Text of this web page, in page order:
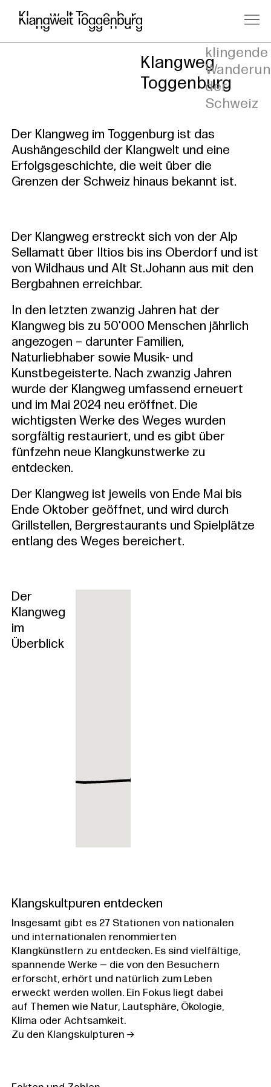
Klangweg
Toggenburg
klingende
der
Schweiz
Der Klangweg im Toggenburg ist das
Aushängeschild der Klangwelt und eine
Erfolgsgeschichte, die weit über die
Grenzen der Schweiz hinaus bekannt ist.
Der Klangweg erstreckt sich von der Alp
Sellamatt über Iltios bis ins Oberdorf und ist
von Wildhaus und Alt St.Johann aus mit den
Bergbahnen erreichbar.
In den letzten zwanzig Jahren hat der
Klangweg bis zu 50'000 Menschen jährlich
angezogen – darunter Familien,
Naturliebhaber sowie Musik- und
Kunstbegeisterte. Nach zwanzig Jahren
wurde der Klangweg umfassend erneuert
und im Mai 2024 neu eröffnet. Die
wichtigsten Werke des Weges wurden
sorgfältig restauriert, und es gibt über
fünfzehn neue Klangkunstwerke zu
entdecken.
Der Klangweg ist jeweils von Ende Mai bis
Ende Oktober geöffnet, und wird durch
Grillstellen, Bergrestaurants und Spielplätze
entlang des Weges bereichert.
Der
Klangweg
im
Überblick
Klangskultpuren entdecken
Insgesamt gibt es 27 Stationen von nationalen
und internationalen renommierten
Klangkünstlern zu entdecken. Es sind vielfältige,
spannende Werke — die von den Besuchern
erforscht, erhört und natürlich zum Leben
erweckt werden wollen. Ein Fokus liegt dabei
auf Themen wie Natur, Lautsphäre, Ökologie,
Klima oder Achtsamkeit.
Zu den Klangskulpturen